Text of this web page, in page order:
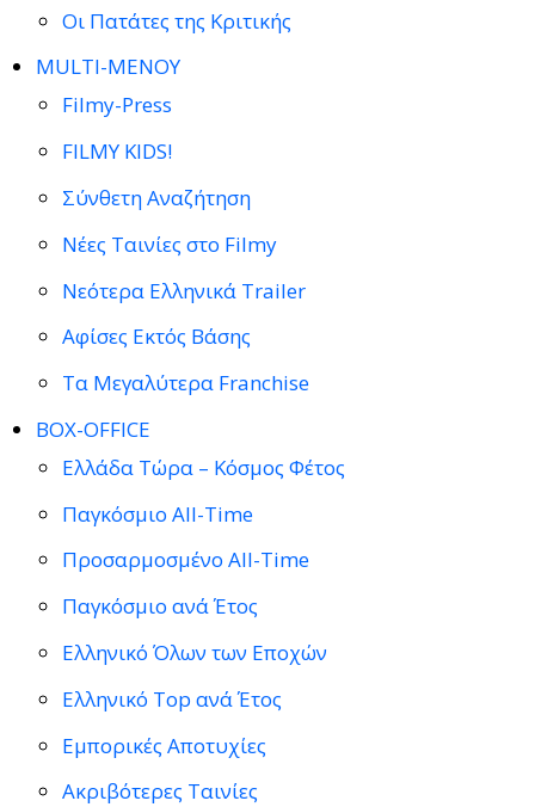
Οι Πατάτες της Κριτικής
MULTI-ΜΕΝΟΥ
Filmy-Press
FILMY KIDS!
Σύνθετη Αναζήτηση
Νέες Ταινίες στο Filmy
Νεότερα Ελληνικά Trailer
Αφίσες Εκτός Βάσης
Τα Μεγαλύτερα Franchise
BOX-OFFICE
Ελλάδα Τώρα – Κόσμος Φέτος
Παγκόσμιο All-Time
Προσαρμοσμένο All-Time
Παγκόσμιο ανά Έτος
Ελληνικό Όλων των Εποχών
Ελληνικό Top ανά Έτος
Εμπορικές Αποτυχίες
Ακριβότερες Ταινίες